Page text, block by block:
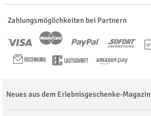
Zahlungsmöglichkeiten bei Partnern
Neues aus dem Erlebnisgeschenke-Magazin